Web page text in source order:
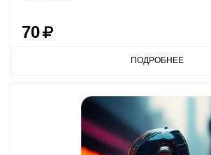
70
ПОДРОБНЕЕ